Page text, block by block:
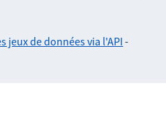
jeux de données via l'API -